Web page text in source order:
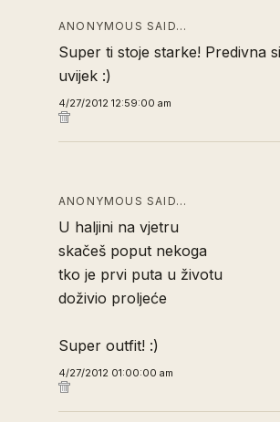
ANONYMOUS SAID…
Super ti stoje starke! Predivna
uvijek :)
4/27/2012 12:59:00 am
ANONYMOUS SAID…
U haljini na vjetru
skačeš poput nekoga
tko je prvi puta u životu
doživio proljeće
Super outfit! :)
4/27/2012 01:00:00 am